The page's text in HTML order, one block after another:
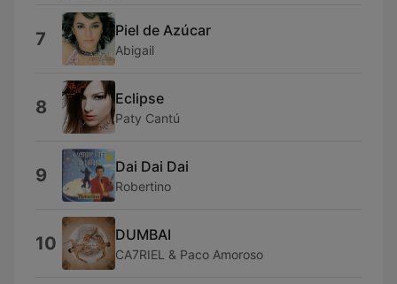
7 Piel de Azúcar
Abigail
8 Eclipse
Paty Cantú
9 Dai Dai Dai
Robertino
10 DUMBAI
CA7RIEL & Paco Amoroso